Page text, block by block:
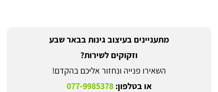
מתעניינים בעיצוב גינות בבאר שבע
וזקוקים לשירות?
השאירו פנייה ונחזור אליכם בהקדם!
או בטלפון:077-9985378